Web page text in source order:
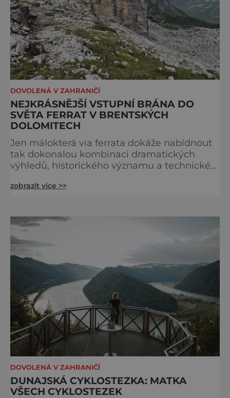
DOVOLENÁ V ZAHRANIČÍ
NEJKRÁSNĚJŠÍ VSTUPNÍ BRÁNA DO
SVĚTA FERRAT V BRENTSKÝCH
DOLOMITECH
Jen málokterá via ferrata dokáže nabídnout
tak dokonalou kombinaci dramatických
výhledů, historického významu a technické
Brentských Dolomit představuje vstupní
považován za jednu z nejkrásnějších
vysokohorských tras na světě. Přestože
samotná ferrata nepatří mezi techn
zobrazit více >>
DOVOLENÁ V ZAHRANIČÍ
DUNAJSKÁ CYKLOSTEZKA: MATKA
VŠECH CYKLOSTEZEK